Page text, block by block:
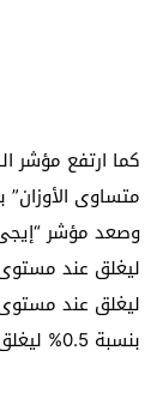
بنسبة 0.5% ليغلق عند مستوى 1201 نقطة.